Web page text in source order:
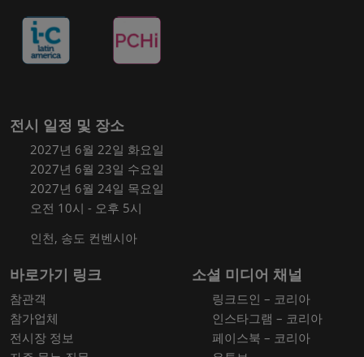
전시 일정 및 장소
2027년 6월 22일 화요일
2027년 6월 23일 수요일
2027년 6월 24일 목요일
오전 10시 - 오후 5시
인천, 송도 컨벤시아
바로가기 링크
참관객
참가업체
전시장 정보
소셜 미디어 채널
링크드인 – 코리아
인스타그램 – 코리아
페이스북 – 코리아